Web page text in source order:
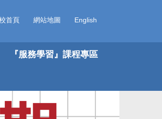
首頁 網站地圖 English
『服務學習』課程專區